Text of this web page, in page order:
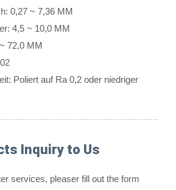
0,27 ~ 7,36 MM
4,5 ~ 10,0 MM
72,0 MM
Poliert auf Ra 0,2 oder niedriger